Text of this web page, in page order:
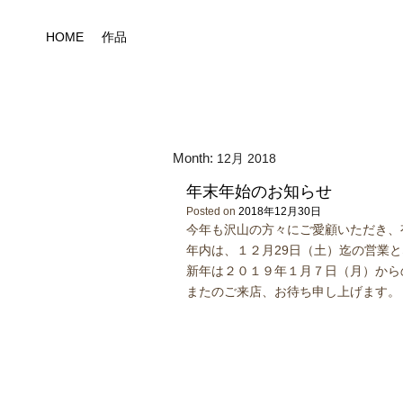
HOME 作品
Month: 12月 2018
年末年始のお知らせ
Posted on 2018年12月30日
今年も沢山の方々にご愛顧いただき
年内は、１２月29日（土）迄の営業
新年は２０１９年１月７日（月）か
またのご来店、お待ち申し上げます。